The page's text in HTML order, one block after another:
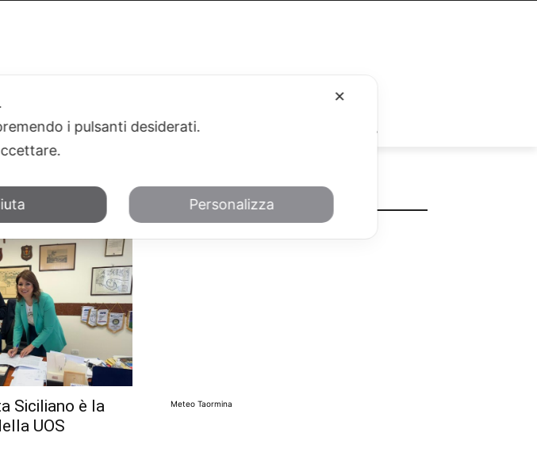
SALUTE SPORT TN24TV
Siciliano è la
UOS
METEO
Meteo Taormina
✕
i pulsanti desiderati.
Personalizza